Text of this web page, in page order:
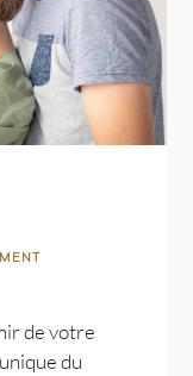
de votre
du